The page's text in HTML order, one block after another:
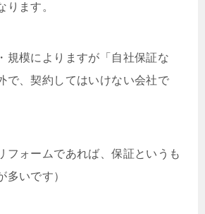
ります。
規模によりますが「自社保証な
で、契約してはいけない会社で
フォームであれば、保証というも
多いです）